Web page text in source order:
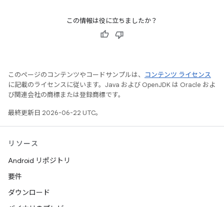
この情報は役に立ちましたか？
このページのコンテンツやコードサンプルは、
コンテンツ ライセンス
に記載のライセンスに従います。Java および OpenJDK は Oracle およ
び関連会社の商標または登録商標です。
最終更新日 2026-06-22 UTC。
リソース
Android リポジトリ
要件
ダウンロード